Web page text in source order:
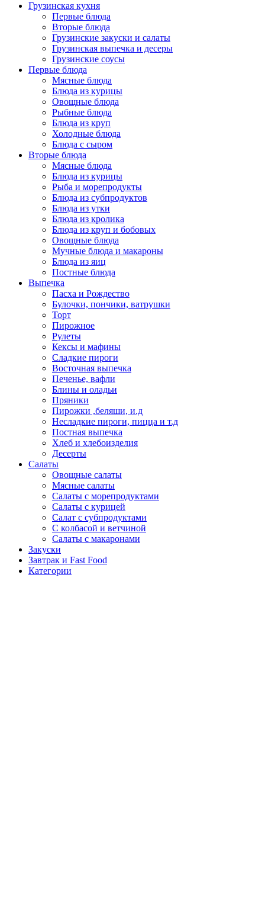
Грузинская кухня
Первые блюда
Вторые блюда
Грузинские закуски и салаты
Грузинская выпечка и десеры
Грузинские соусы
Первые блюда
Мясные блюда
Блюда из курицы
Овощные блюда
Рыбные блюда
Блюда из круп
Холодные блюда
Блюда с сыром
Вторые блюда
Мясные блюда
Блюда из курицы
Рыба и морепродукты
Блюда из субпродуктов
Блюда из утки
Блюда из кролика
Блюда из круп и бобовых
Овощные блюда
Мучные блюда и макароны
Блюда из яиц
Постные блюда
Выпечка
Пасха и Рождество
Булочки, пончики, ватрушки
Торт
Пирожное
Рулеты
Кексы и мафины
Сладкие пироги
Восточная выпечка
Печенье, вафли
Блины и оладьи
Пряники
Пирожки ,беляши, и.д
Несладкие пироги, пицца и т.д
Постная выпечка
Хлеб и хлебоизделия
Десерты
Салаты
Овощные салаты
Мясные салаты
Салаты с морепродуктами
Салаты с курицей
Салат с субпродуктами
С колбасой и ветчиной
Салаты с макаронами
Закуски
Завтрак и Fast Food
Категории